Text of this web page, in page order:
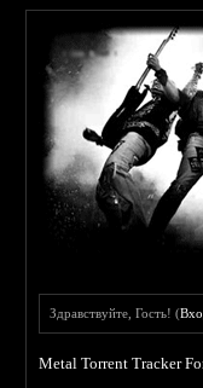
Здравствуйте, Гость! (
Metal Torrent Tracker